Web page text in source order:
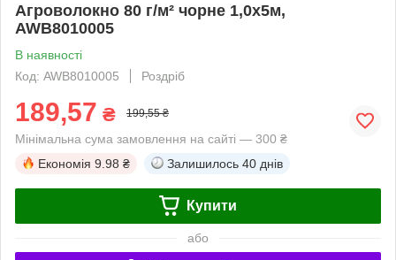
Агроволокно 80 г/м² чорне 1,0х5м,
AWB8010005
В наявності
Код: AWB8010005
Роздріб
189,57 ₴ 199,55 ₴
Мінімальна сума замовлення на сайті — 300 ₴
Економія 9.98 ₴ Залишилось 40 днів
Купити
або